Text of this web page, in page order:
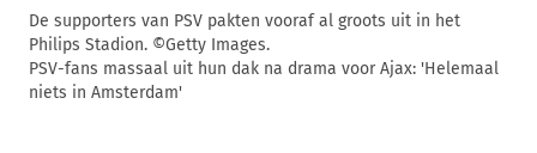
De supporters van PSV pakten vooraf al groots uit in het
Philips Stadion. ©Getty Images.
PSV-fans massaal uit hun dak na drama voor Ajax: 'Helemaal
niets in Amsterdam'